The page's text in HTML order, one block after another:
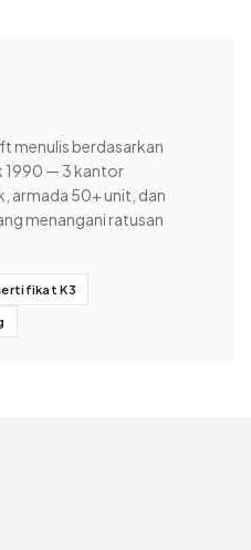
menulis berdasarkan
1990 — 3 kantor
armada 50+ unit, dan
menangani ratusan
K3